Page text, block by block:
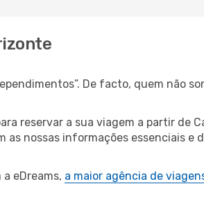
De facto, quem não
reservar a sua viagem a partir de
as nossas informações essenciais e
eDreams, a maior agência de